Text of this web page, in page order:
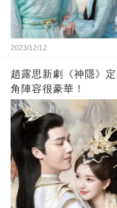
2023/12/12
趙露思新劇《神隱》
角陣容很豪華！